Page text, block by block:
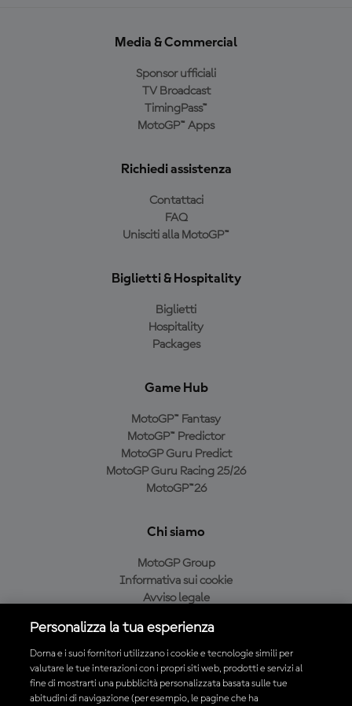
Media & Commercial
Sponsor ufficiali
TV Broadcast
TimingPass™
MotoGP™ Apps
Richiedi assistenza
Contattaci
FAQ
Unisciti alla MotoGP™
Biglietti & Hospitality
Biglietti
Hospitality
Packages
Game Hub
MotoGP™ Fantasy
MotoGP™ Predictor
MotoGP Guru Predict
MotoGP Guru Racing 25/26
MotoGP™26
Chi siamo
MotoGP Group
Informativa sui cookie
Avviso legale
Condizioni di acquisto
Scarica l'app ufficiale MotoGP™
Personalizza la tua esperienza
Dorna e i suoi fornitori utilizzano i cookie e tecnologie simili per
valutare le tue interazioni con i propri siti web, prodotti e servizi al
fine di mostrarti una pubblicità personalizzata basata sulle tue
abitudini di navigazione (per esempio, le pagine che ha